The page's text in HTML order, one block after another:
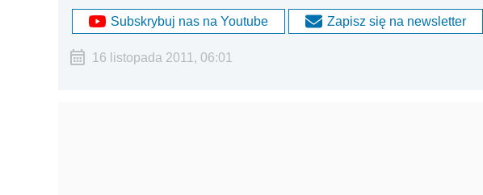
Subskrybuj nas na Youtube Zapisz się na newsletter
16 listopada 2011, 06:01